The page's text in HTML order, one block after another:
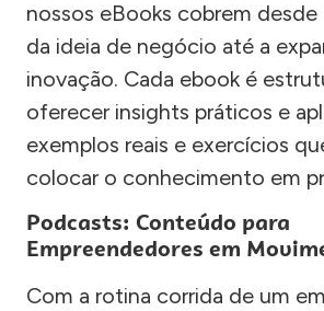
nossos eBooks cobrem
da ideia de negócio até a
inovação. Cada ebook é
oferecer insights práticos e
exemplos reais e exercícios
colocar o conhecimento em
Podcasts: Conteúdo para
Empreendedores em
Com a rotina corrida de um